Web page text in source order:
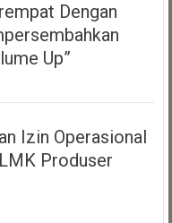
Dengan
Up”
Mempersembahkan
Podcast
Izin Operasional
Produser